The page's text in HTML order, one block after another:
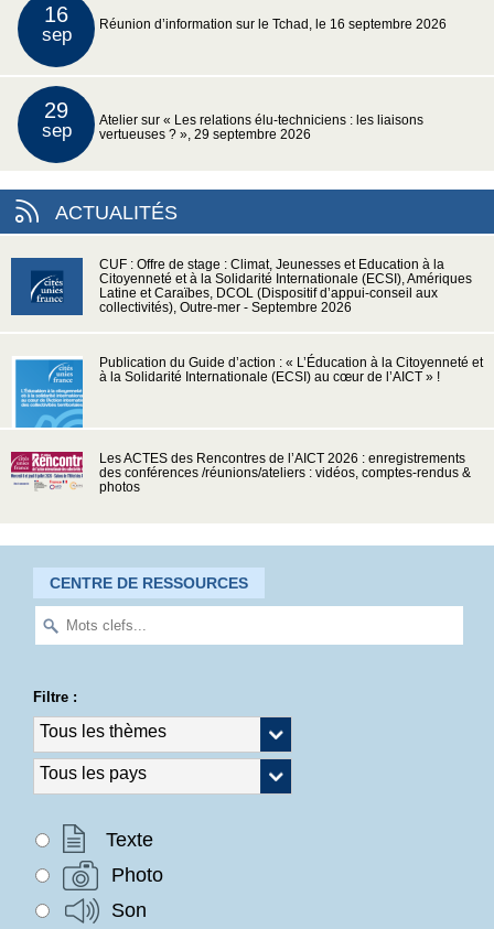
16
sep Réunion d’information sur le Tchad, le 16 septembre 2026
29
sep
Atelier sur « Les relations élu-techniciens : les liaisons
vertueuses ? », 29 septembre 2026
ACTUALITÉS
CUF : Offre de stage : Climat, Jeunesses et Education à la
Citoyenneté et à la Solidarité Internationale (ECSI), Amériques
Latine et Caraïbes, DCOL (Dispositif d’appui-conseil aux
collectivités), Outre-mer - Septembre 2026
Publication du Guide d’action : « L’Éducation à la Citoyenneté et
à la Solidarité Internationale (ECSI) au cœur de l’AICT » !
Les ACTES des Rencontres de l’AICT 2026 : enregistrements
des conférences /réunions/ateliers : vidéos, comptes-rendus &
photos
CENTRE DE RESSOURCES
Filtre :
Texte
Photo
Son